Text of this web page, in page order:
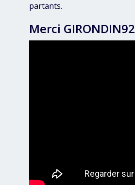
partants.
Merci GIRONDIN92